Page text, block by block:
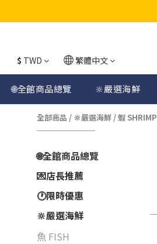
$ TWD 繁體中文
🌐全館商品總覽 🔆嚴選海鮮
全部商品 / 🔆嚴選海鮮 /蝦 SHRIMP
🌐全館商品總覽
💌店長推薦
🕐限時優惠
🔆嚴選海鮮
魚 FISH